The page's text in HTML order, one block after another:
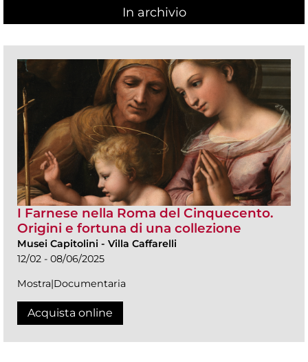
In archivio
I Farnese nella Roma del Cinquecento.
Origini e fortuna di una collezione
Musei Capitolini - Villa Caffarelli
12/02 - 08/06/2025
Mostra|Documentaria
Acquista online